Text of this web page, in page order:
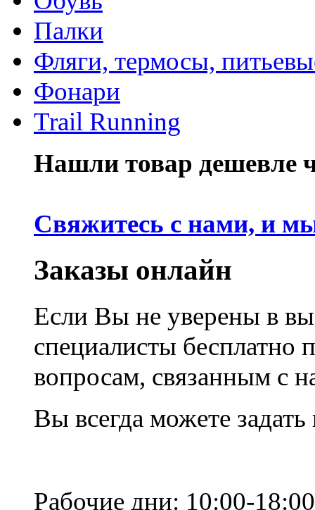
Палки
Фляги, термосы,
Фонари
Trail Running
Нашли товар дешевле
Свяжитесь с нами, и
Заказы онлайн
Если Вы не уверены в
специалисты
вопросам, связанным с
Вы всегда можете
Рабочие дни: 10:00-18:00